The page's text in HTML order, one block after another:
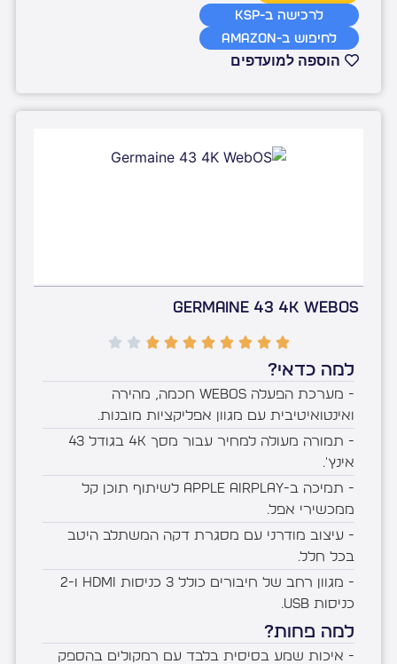
לחיפוש ב-Amazon
לרכישה ב-KSP
הוספה למועדפים
Germaine 43 4K WebOS
למה כדאי?
- מערכת הפעלה webOS חכמה, מהירה
ואינטואיטיבית עם מגוון אפליקציות מובנות.
- תמורה מעולה למחיר עבור מסך 4K בגודל 43
אינץ'.
- תמיכה ב-Apple AirPlay לשיתוף תוכן קל
ממכשירי אפל.
- עיצוב מודרני עם מסגרת דקה המשתלב היטב
בכל חלל.
- מגוון רחב של חיבורים כולל 3 כניסות HDMI ו-2
כניסות USB.
למה פחות?
- איכות שמע בסיסית בלבד עם רמקולים בהספק